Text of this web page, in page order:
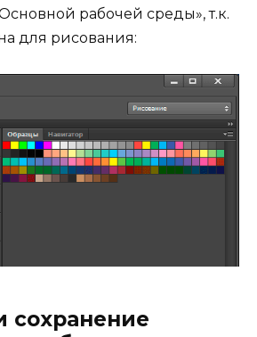
рабочей среды», т.к.
для рисования:
сохранение